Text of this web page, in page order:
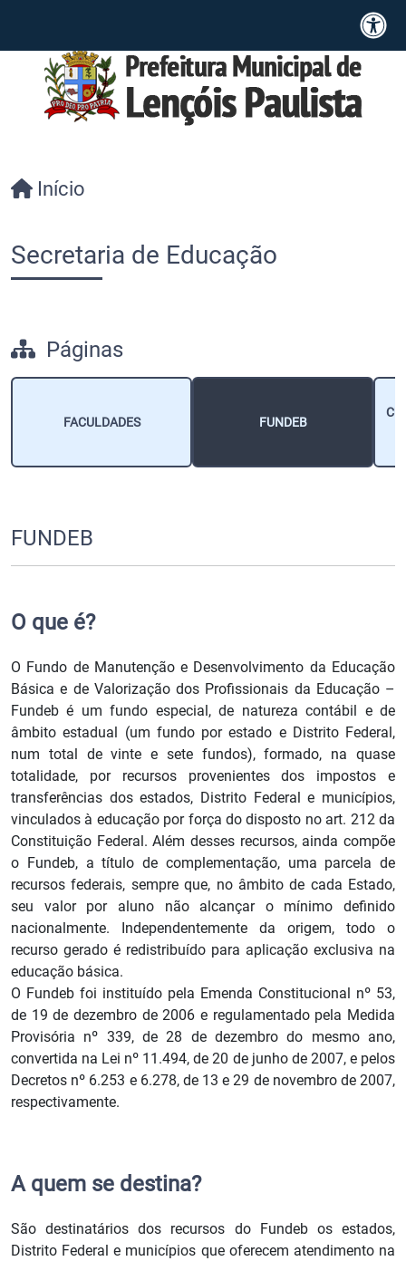
Início
Secretaria de Educação
Páginas
FACULDADES FUNDEB
FUNDEB
O que é?
O Fundo de Manutenção e Desenvolvimento da Educação
Básica e de Valorização dos Profissionais da Educação –
Fundeb é um fundo especial, de natureza contábil e de
âmbito estadual (um fundo por estado e Distrito Federal,
num total de vinte e sete fundos), formado, na quase
totalidade, por recursos provenientes dos impostos e
transferências dos estados, Distrito Federal e municípios,
vinculados à educação por força do disposto no art. 212 da
Constituição Federal. Além desses recursos, ainda compõe
o Fundeb, a título de complementação, uma parcela de
recursos federais, sempre que, no âmbito de cada Estado,
seu valor por aluno não alcançar o mínimo definido
nacionalmente. Independentemente da origem, todo o
recurso gerado é redistribuído para aplicação exclusiva na
educação básica.
O Fundeb foi instituído pela Emenda Constitucional nº 53,
de 19 de dezembro de 2006 e regulamentado pela Medida
Provisória nº 339, de 28 de dezembro do mesmo ano,
convertida na Lei nº 11.494, de 20 de junho de 2007, e pelos
Decretos nº 6.253 e 6.278, de 13 e 29 de novembro de 2007,
respectivamente.
A quem se destina?
São destinatários dos recursos do Fundeb os estados,
Distrito Federal e municípios que oferecem atendimento na